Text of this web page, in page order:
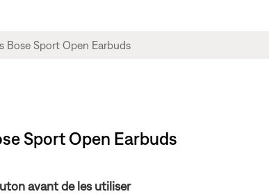
Sport Open Earbuds
avant de les utiliser